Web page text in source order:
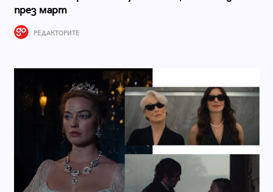
през март
РЕДАКТОРИТЕ